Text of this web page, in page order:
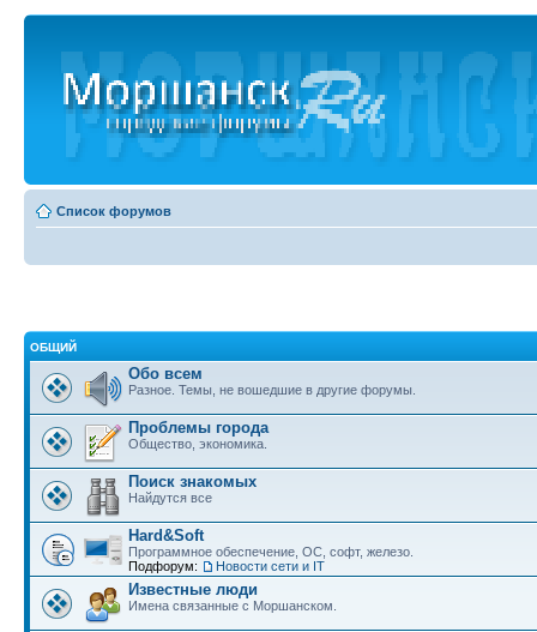
Список форумов
ОБЩИЙ
Обо всем
Разное. Темы, не вошедшие в другие форумы.
Проблемы города
Общество, экономика.
Поиск знакомых
Найдутся все
Hard&Soft
Программное обеспечение, ОС, софт, железо.
Подфорум:
Новости сети и IT
Известные люди
Имена связанные с Моршанском.